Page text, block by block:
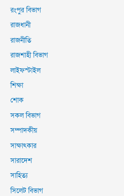
রংপুর বিভাগ
রাজধানী
রাজনীতি
রাজশাহী বিভাগ
লাইফস্টাইল
শিক্ষা
শোক
সকল বিভাগ
সম্পাদকীয়
সাক্ষাৎকার
সারাদেশ
সাহিত্য
সিলেট বিভাগ